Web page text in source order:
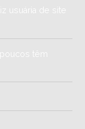
usuária de site
têm